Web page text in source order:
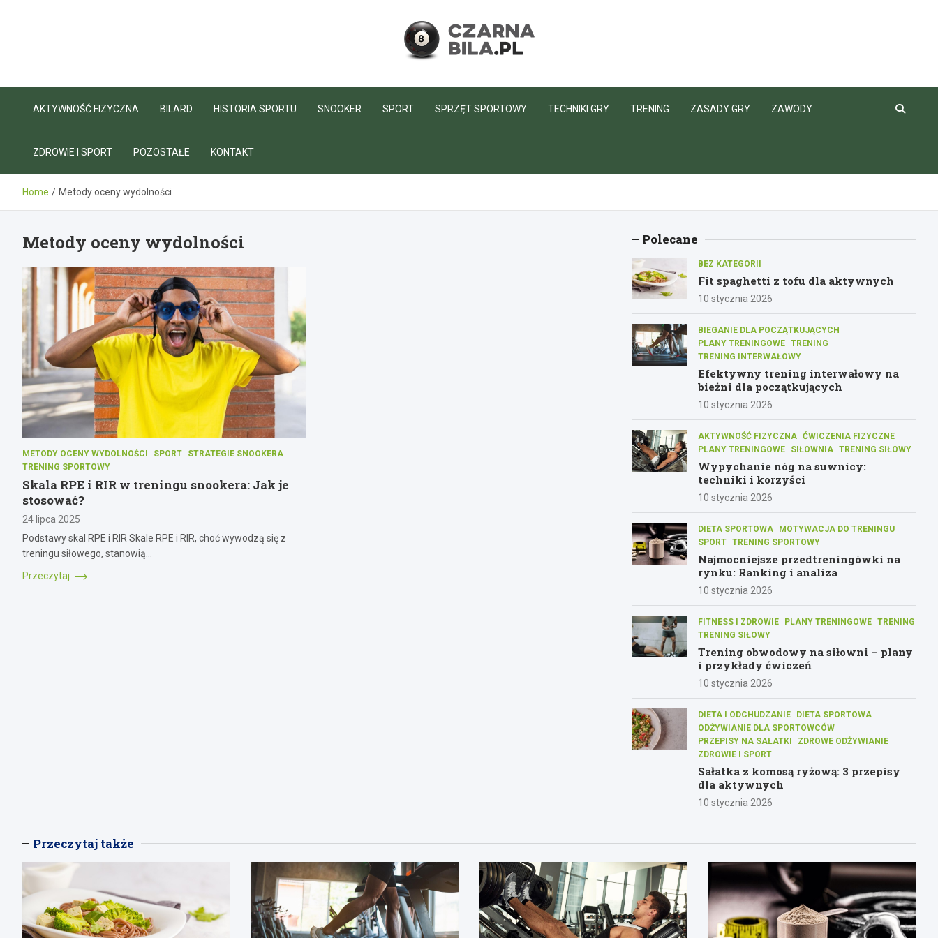
CzarnaBila.pl
AKTYWNOŚĆ FIZYCZNA BILARD HISTORIA SPORTU SNOOKER SPORT SPRZĘT SPORTOWY TECHNIKI GRY TRENING ZASADY GRY ZAWODY
ZDROWIE I SPORT POZOSTAŁE KONTAKT
Home Metody oceny wydolności
Metody oceny wydolności
METODY OCENY WYDOLNOŚCI SPORT
STRATEGIE SNOOKERA
TRENING SPORTOWY
Skala RPE i RIR w treningu snookera: Jak je
stosować?
24 lipca 2025
Podstawy skal RPE i RIR Skale RPE i RIR, choć wywodzą się z
treningu siłowego, stanowią…
Przeczytaj
Polecane
BEZ KATEGORII
Fit spaghetti z tofu dla aktywnych
10 stycznia 2026
BIEGANIE DLA POCZĄTKUJĄCYCH
PLANY TRENINGOWE TRENING
TRENING INTERWAŁOWY
Efektywny trening interwałowy na
bieżni dla początkujących
10 stycznia 2026
AKTYWNOŚĆ FIZYCZNA ĆWICZENIA FIZYCZNE
PLANY TRENINGOWE
SIŁOWNIA TRENING SIŁOWY
Wypychanie nóg na suwnicy:
techniki i korzyści
10 stycznia 2026
DIETA SPORTOWA
MOTYWACJA DO TRENINGU
SPORT TRENING SPORTOWY
Najmocniejsze przedtreningówki na
rynku: Ranking i analiza
10 stycznia 2026
FITNESS I ZDROWIE PLANY TRENINGOWE TRENING
TRENING SIŁOWY
Trening obwodowy na siłowni – plany
i przykłady ćwiczeń
10 stycznia 2026
DIETA I ODCHUDZANIE
DIETA SPORTOWA
ODŻYWIANIE DLA SPORTOWCÓW
PRZEPISY NA SAŁATKI
ZDROWE ODŻYWIANIE
ZDROWIE I SPORT
Sałatka z komosą ryżową: 3 przepisy
dla aktywnych
10 stycznia 2026
Przeczytaj także